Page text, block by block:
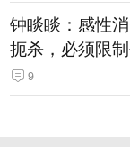
钟睒睒：感性
扼杀，必须限
9